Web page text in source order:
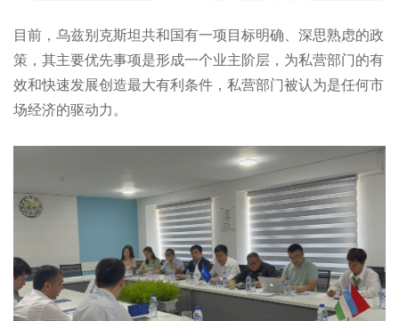
目前，乌兹别克斯坦共和国有一项目标明确、深思熟虑的政
策，其主要优先事项是形成一个业主阶层，为私营部门的有
效和快速发展创造最大有利条件，私营部门被认为是任何市
场经济的驱动力。